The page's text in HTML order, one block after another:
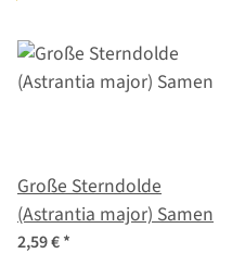
Große Sterndolde
(Astrantia major) Samen
2,59 €*